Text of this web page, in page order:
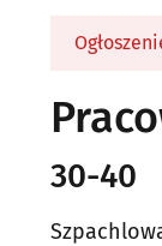
30-40